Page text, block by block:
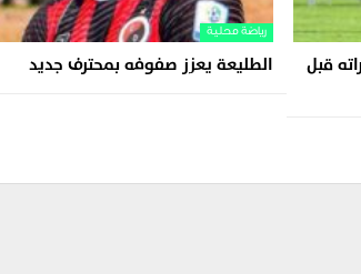
قبل
رياضة محلية
الطليعة يعزز صفوفه بمحترف جديد